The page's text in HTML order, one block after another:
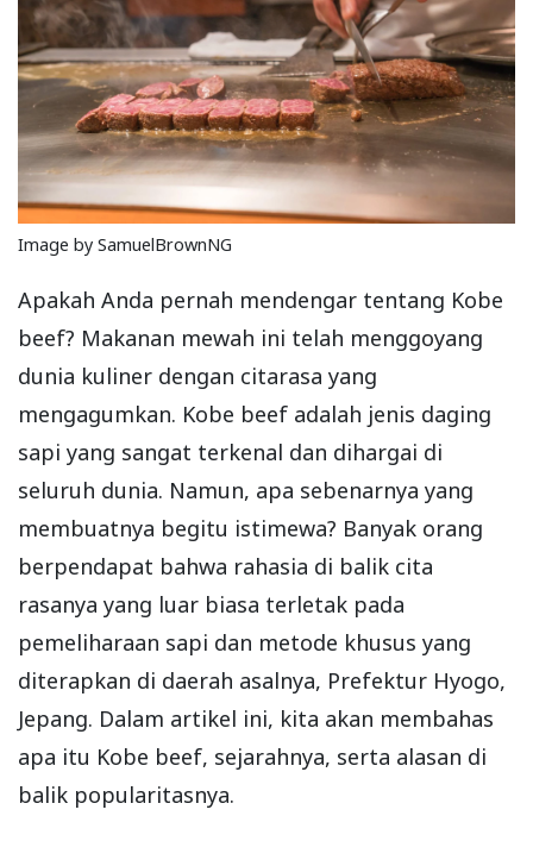
Image by SamuelBrownNG
Apakah Anda pernah mendengar tentang Kobe
beef? Makanan mewah ini telah menggoyang
dunia kuliner dengan citarasa yang
mengagumkan. Kobe beef adalah jenis daging
sapi yang sangat terkenal dan dihargai di
seluruh dunia. Namun, apa sebenarnya yang
membuatnya begitu istimewa? Banyak orang
berpendapat bahwa rahasia di balik cita
rasanya yang luar biasa terletak pada
pemeliharaan sapi dan metode khusus yang
diterapkan di daerah asalnya, Prefektur Hyogo,
Jepang. Dalam artikel ini, kita akan membahas
apa itu Kobe beef, sejarahnya, serta alasan di
balik popularitasnya.